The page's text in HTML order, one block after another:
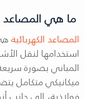
ما هي المصاعد
المصاعد الكهربائية
استخدامها لنقل
المباني بصورة
ميكانيكي متكامل